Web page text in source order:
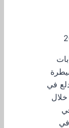
في
في